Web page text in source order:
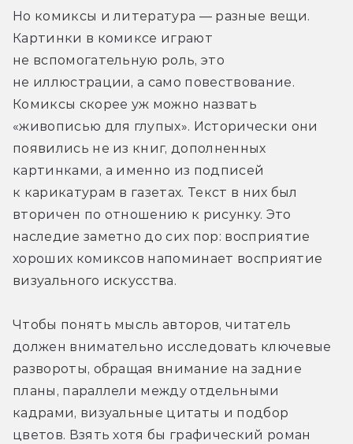
Но комиксы и литература — разные вещи.
Картинки в комиксе играют
не вспомогательную роль, это
не иллюстрации, а само повествование.
Комиксы скорее уж можно назвать
«живописью для глупых». Исторически они
появились не из книг, дополненных
картинками, а именно из подписей
к карикатурам в газетах. Текст в них был
вторичен по отношению к рисунку. Это
наследие заметно до сих пор: восприятие
хороших комиксов напоминает восприятие
визуального искусства.
Чтобы понять мысль авторов, читатель
должен внимательно исследовать ключевые
развороты, обращая внимание на задние
планы, параллели между отдельными
кадрами, визуальные цитаты и подбор
цветов. Взять хотя бы графический роман